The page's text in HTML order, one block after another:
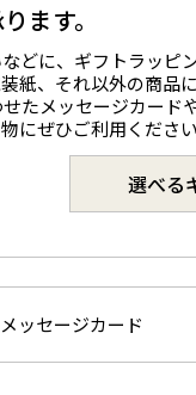
ます。
どに、ギフトラッピ
紙、それ以外の商品
たメッセージカード
にぜひご利用ください
選べる
メッセージカード